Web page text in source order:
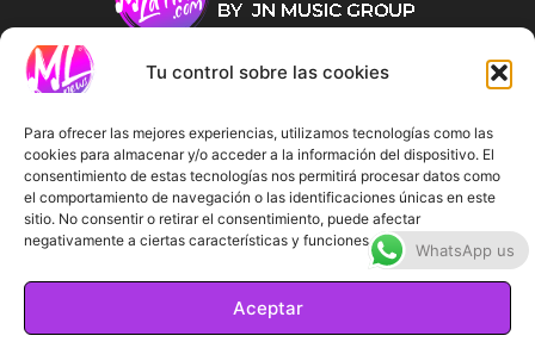
Tu control sobre las cookies
Para ofrecer las mejores experiencias, utilizamos tecnologías como las
cookies para almacenar y/o acceder a la información del dispositivo. El
consentimiento de estas tecnologías nos permitirá procesar datos como
el comportamiento de navegación o las identificaciones únicas en este
sitio. No consentir o retirar el consentimiento, puede afectar
negativamente a ciertas características y funciones.
Aceptar
FOLLOW US
WhatsApp us